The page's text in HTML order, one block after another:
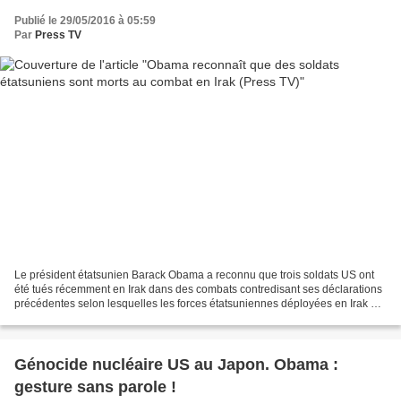
Publié le 29/05/2016 à 05:59
Par Press TV
Le président étatsunien Barack Obama a reconnu que trois soldats US ont
été tués récemment en Irak dans des combats contredisant ses déclarations
précédentes selon lesquelles les forces étatsuniennes déployées en Irak et
Génocide nucléaire US au Japon. Obama :
gesture sans parole !